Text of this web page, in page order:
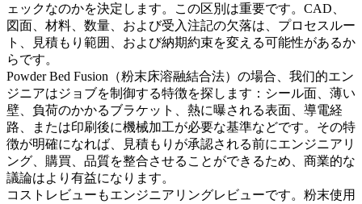
ェックなのかを決定します。この区別は重要です。CAD、
図面、材料、数量、および受入注記の欠落は、プロセスルー
ト、見積もり範囲、および納期約束を変える可能性があるか
らです。
Powder Bed Fusion（粉末床溶融結合法） の場合、我们的エン
ジニアはジョブを制御する特徴を探します：シール面、薄い
壁、負荷のかかるブラケット、熱に曝される表面、導電経
路、または印刷後に機械加工が必要な基準などです。その特
徴が明確になれば、見積もりが承認される前にエンジニアリ
ング、購買、品質を整合させることができるため、商業的な
議論はより有益になります。
コストレビューもエンジニアリングレビューです。粉末使用